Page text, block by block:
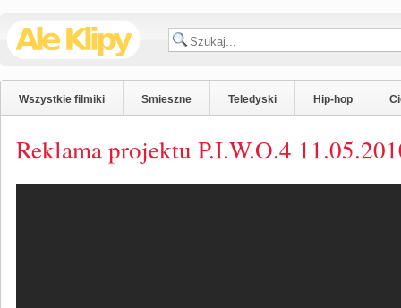
Wszystkie filmiki Smieszne Teledyski Hip-hop
Reklama projektu P.I.W.O.4